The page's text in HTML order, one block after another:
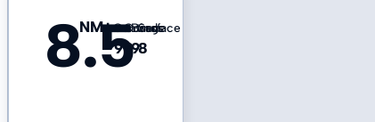
8.5
NM+Centrage
9
Coins
8
Bords
9
Surface
8